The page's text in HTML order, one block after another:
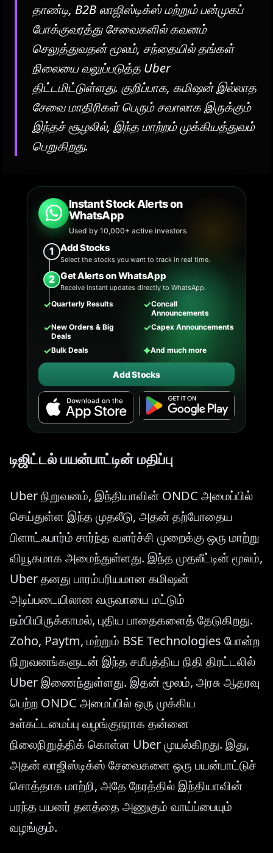
தாண்டி, B2B லாஜிஸ்டிக்ஸ் மற்றும் பன்முகப்
போக்குவரத்து சேவைகளில் கவனம்
செலுத்துவதன் மூலம், சந்தையில் தங்கள்
நிலையை வலுப்படுத்த Uber
திட்டமிட்டுள்ளது. குறிப்பாக, கமிஷன் இல்லாத
சேவை மாதிரிகள் பெரும் சவாலாக இருக்கும்
இந்தச் சூழலில், இந்த மாற்றம் முக்கியத்துவம்
பெறுகிறது.
Instant Stock Alerts on
WhatsApp
Used by 10,000+ active investors
1 Add Stocks
Select the stocks you want to track in real time.
2 Get Alerts on WhatsApp
Receive instant updates directly to WhatsApp.
✓Quarterly Results ✓Concall
Announcements
✓New Orders & Big
Deals
✓Capex Announcements
✓Bulk Deals ✦And much more
Add Stocks
டிஜிட்டல் பயன்பாட்டின் மதிப்பு
Uber நிறுவனம், இந்தியாவின் ONDC அமைப்பில்
செய்துள்ள இந்த முதலீடு, அதன் தற்போதைய
பிளாட்ஃபார்ம் சார்ந்த வளர்ச்சி முறைக்கு ஒரு மாற்று
வியூகமாக அமைந்துள்ளது. இந்த முதலீட்டின் மூலம்,
Uber தனது பாரம்பரியமான கமிஷன்
அடிப்படையிலான வருவாயை மட்டும்
நம்பியிருக்காமல், புதிய பாதைகளைத் தேடுகிறது.
Zoho, Paytm, மற்றும் BSE Technologies போன்ற
நிறுவனங்களுடன் இந்த சமீபத்திய நிதி திரட்டலில்
Uber இணைந்துள்ளது. இதன் மூலம், அரசு ஆதரவு
பெற்ற ONDC அமைப்பில் ஒரு முக்கிய
உள்கட்டமைப்பு வழங்குநராக தன்னை
நிலைநிறுத்திக் கொள்ள Uber முயல்கிறது. இது,
அதன் லாஜிஸ்டிக்ஸ் சேவைகளை ஒரு பயன்பாட்டுச்
சொத்தாக மாற்றி, அதே நேரத்தில் இந்தியாவின்
பரந்த பயனர் தளத்தை அணுகும் வாய்ப்பையும்
வழங்கும்.